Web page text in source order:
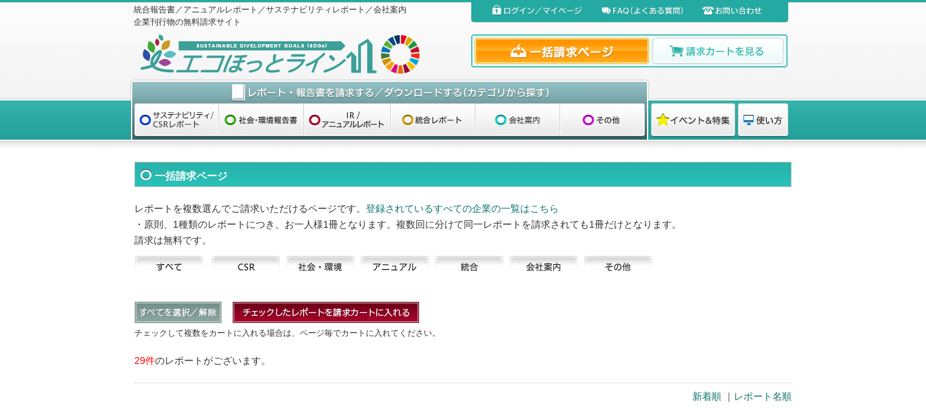
統合報告書／アニュアルレポート／サステナビリティレポート／会社案内
企業刊行物の無料請求サイト
一括請求ページ
レポートを複数選んでご請求いただけるページです。 登録されているすべての企業の一覧はこちら
・原則、1種類のレポートにつき、お一人様1冊となります。複数回に分けて同一レポートを請求されても1冊だけとなります。
請求は無料です。
チェックして複数をカートに入れる場合は、ページ毎でカートに入れてください。
29件のレポートがございます。
新着順 レポート名順